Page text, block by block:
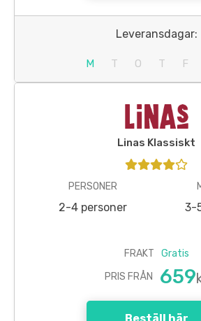
Leveransdagar:
M T O T F
Linas Klassiskt
PERSONER
2-4 personer 3-
PRIS FRÅN 659
FRAKT Gratis